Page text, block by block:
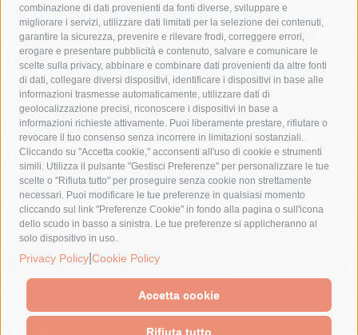
combinazione di dati provenienti da fonti diverse, sviluppare e
migliorare i servizi, utilizzare dati limitati per la selezione dei contenuti,
garantire la sicurezza, prevenire e rilevare frodi, correggere errori,
erogare e presentare pubblicità e contenuto, salvare e comunicare le
scelte sulla privacy, abbinare e combinare dati provenienti da altre fonti
di dati, collegare diversi dispositivi, identificare i dispositivi in base alle
informazioni trasmesse automaticamente, utilizzare dati di
geolocalizzazione precisi, riconoscere i dispositivi in base a
informazioni richieste attivamente. Puoi liberamente prestare, rifiutare o
revocare il tuo consenso senza incorrere in limitazioni sostanziali.
Cliccando su "Accetta cookie," acconsenti all'uso di cookie e strumenti
simili. Utilizza il pulsante "Gestisci Preferenze" per personalizzare le tue
scelte o "Rifiuta tutto" per proseguire senza cookie non strettamente
necessari. Puoi modificare le tue preferenze in qualsiasi momento
cliccando sul link "Preferenze Cookie" in fondo alla pagina o sull'icona
dello scudo in basso a sinistra. Le tue preferenze si applicheranno al
solo dispositivo in uso.
Privacy Policy Cookie Policy
Accetta cookie
Rifiuta tutto
costiera amalfitana
covid-19 eav
elezioni
fondazione sorrento
gori guardia costiera
incidente
lavori
lorenzo balducelli mare
massa lubrense
massimo coppola
Meta napoli
ordinanza
penisola sorrentina
piano di sorrento
polizia municipale
protezione civile
Regione Campania
sant'agnello
sindaco cuomo
sorrento studenti temporali
treni
turismo
Vico Equense villa fiorentino vincenzo de luca
© 2015 SorrentoPress. All rights reserved.
Il giornale online della Penisola Sorrentina
Cookie Policy